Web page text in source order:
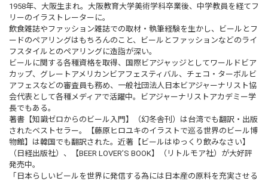
1958年、大阪生まれ。大阪教育大学美術学科卒業後、中学教員を経てフ
リーのイラストレーターに。
飲食雑誌やファッション雑誌での取材・執筆経験を生かし、ビールとフ
ードのペアリングはもちろんのこと、ビールとファッションなどのライ
フスタイルとのペアリングに造詣が深い。
ビールに関する各種資格を取得、国際ビアジャッジとしてワールドビア
カップ、グレートアメリカンビアフェスティバル、チェコ・ターボルビ
アフェスなどの審査員も務め、一般社団法人日本ビアジャーナリスト協
会代表として各種メディアで活躍中。ビアジャーナリストアカデミー学
長でもある。
著書【知識ゼロからのビール入門】（幻冬舎刊）は台湾でも翻訳・出版
されたベストセラー。【藤原ヒロユキのイラストで巡る世界のビール博
物館】は韓国でも翻訳された。近著【ビールはゆっくり飲みなさい】
（日経出版社）、【BEER LOVER’S BOOK】（リトルモア社）が大好評
発売中。
「日本らしいビールを世界に発信する為には日本産の原料を充実させる